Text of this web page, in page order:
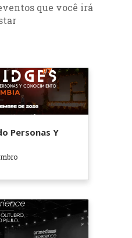
que você irá
Personas Y